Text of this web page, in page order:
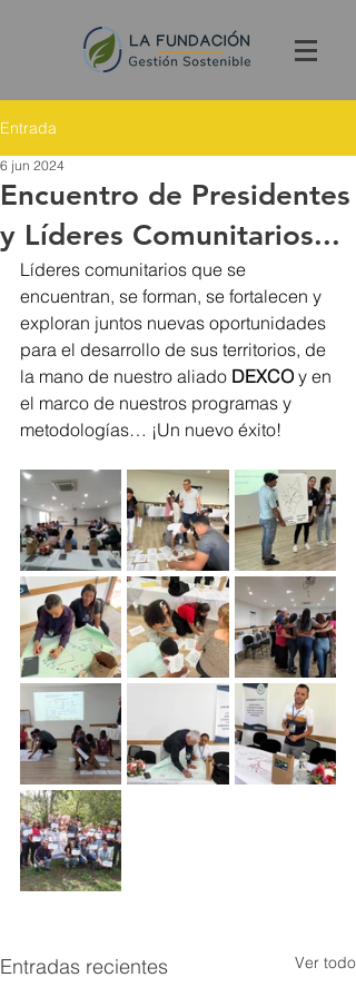
Entrada
Encuentro de Presidentes
y Líderes Comunitarios...
6 jun 2024
Líderes comunitarios que se
encuentran, se forman, se fortalecen y
exploran juntos nuevas oportunidades
para el desarrollo de sus territorios, de
la mano de nuestro aliado DEXCO y en
el marco de nuestros programas y
metodologías… ¡Un nuevo éxito!
Entradas recientes Ver todo